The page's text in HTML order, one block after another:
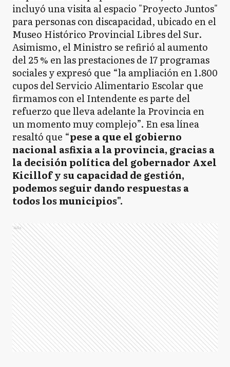
incluyó una visita al espacio "Proyecto Juntos"
para personas con discapacidad, ubicado en el
Museo Histórico Provincial Libres del Sur.
Asimismo, el Ministro se refirió al aumento
del 25 % en las prestaciones de 17 programas
sociales y expresó que “la ampliación en 1.800
cupos del Servicio Alimentario Escolar que
firmamos con el Intendente es parte del
refuerzo que lleva adelante la Provincia en
un momento muy complejo”. En esa línea
resaltó que “pese a que el gobierno
nacional asfixia a la provincia, gracias a
la decisión política del gobernador Axel
Kicillof y su capacidad de gestión,
podemos seguir dando respuestas a
todos los municipios".
Ads